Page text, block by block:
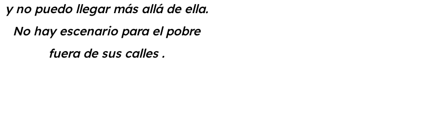
y no puedo llegar más allá de ella.
No hay escenario para el pobre
fuera de sus calles .